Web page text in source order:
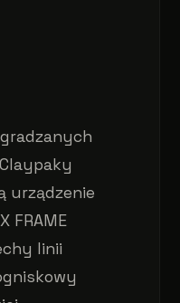
urządzenie
FRAME
linii